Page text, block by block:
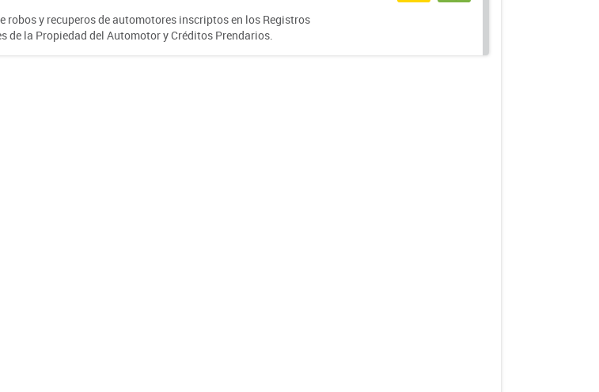
robos y recuperos de automotores inscriptos en los Registros
de la Propiedad del Automotor y Créditos Prendarios.